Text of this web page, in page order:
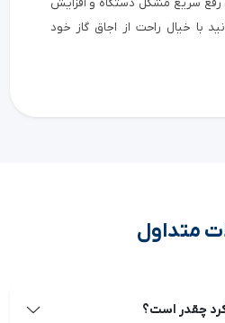
رفع سریع مشکل دستگاه و افزایش
با خیال راحت از اجاق گاز خود
متداول
چقدر است؟